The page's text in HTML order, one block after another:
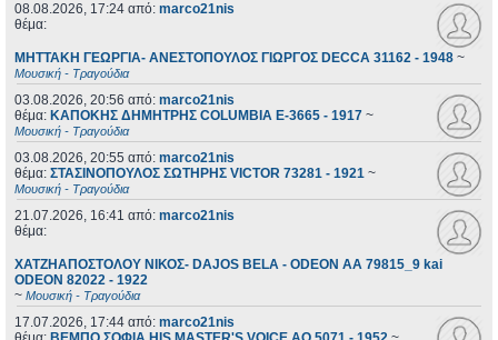
08.08.2026, 17:24 από: marco21nis
θέμα:
ΜΗΤΤΑΚΗ ΓΕΩΡΓΙΑ- ΑΝΕΣΤΟΠΟΥΛΟΣ ΓΙΩΡΓΟΣ DECCA 31162 - 1948 ~
Μουσική - Τραγούδια
03.08.2026, 20:56 από: marco21nis
θέμα: ΚΑΠΟΚΗΣ ΔΗΜΗΤΡΗΣ COLUMBIA E-3665 - 1917 ~
Μουσική - Τραγούδια
03.08.2026, 20:55 από: marco21nis
θέμα: ΣΤΑΣΙΝΟΠΟΥΛΟΣ ΣΩΤΗΡΗΣ VICTOR 73281 - 1921 ~
Μουσική - Τραγούδια
21.07.2026, 16:41 από: marco21nis
θέμα:
ΧΑΤΖΗΑΠΟΣΤΟΛΟΥ ΝΙΚΟΣ- DAJOS BELA - ODEON AA 79815_9 kai
ODEON 82022 - 1922
~ Μουσική - Τραγούδια
17.07.2026, 17:44 από: marco21nis